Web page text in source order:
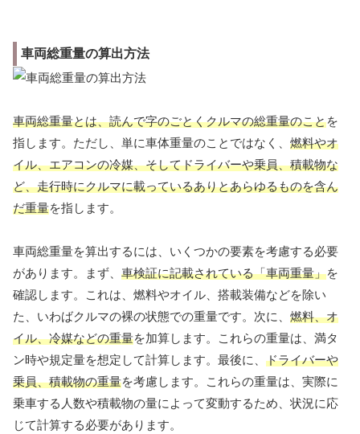
車両総重量の算出方法
車両総重量とは、読んで字のごとくクルマの総重量のことを
指します。ただし、単に車体重量のことではなく、 燃料やオ
イル、エアコンの冷媒、そしてドライバーや乗員、積載物な
ど、走行時にクルマに載っているありとあらゆるものを含ん
だ重量を指します。
車両総重量を算出するには、いくつかの要素を考慮する必要
があります。まず、 車検証に記載されている「車両重量」を
確認します。これは、燃料やオイル、搭載装備などを除い
た、いわばクルマの裸の状態での重量です。次に、 燃料、オ
イル、冷媒などの重量を加算します。これらの重量は、満タ
ン時や規定量を想定して計算します。最後に、 ドライバーや
乗員、積載物の重量を考慮します。これらの重量は、実際に
乗車する人数や積載物の量によって変動するため、状況に応
じて計算する必要があります。